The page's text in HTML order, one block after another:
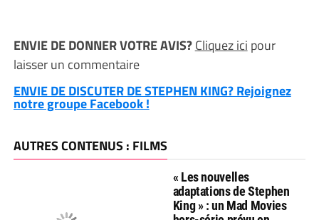
ENVIE DE DONNER VOTRE AVIS?Cliquez ici pour
laisser un commentaire
ENVIE DE DISCUTER DE STEPHEN KING? Rejoignez
notre groupe Facebook !
AUTRES CONTENUS : FILMS
« Les nouvelles
adaptations de Stephen
King » : un Mad Movies